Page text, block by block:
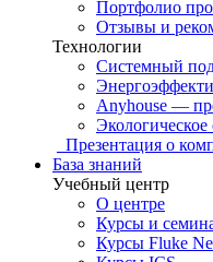
Портфолио
Отзывы и
Технологии
Системный
Anyhouse —
Экологическое
Презентация о
База знаний
Учебный центр
О центре
Курсы и
Курсы Fluke